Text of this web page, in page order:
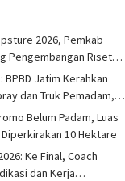
2026, Pemkab
Pengembangan Riset…
BPBD Jatim Kerahkan
dan Truk Pemadam,…
Belum Padam, Luas
10 Hektare
Ke Final, Coach
dan Kerja…